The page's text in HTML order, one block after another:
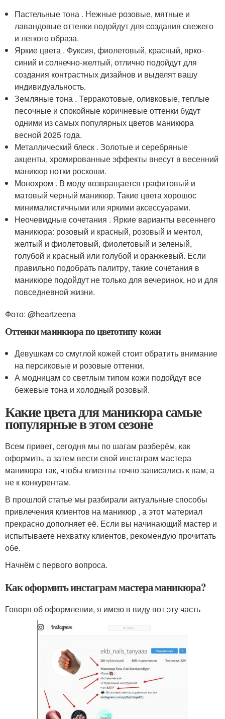
Пастельные тона . Нежные розовые, мятные и
лавандовые оттенки подойдут для создания свежего
и легкого образа.
Яркие цвета . Фуксия, фиолетовый, красный, ярко-
синий и солнечно-желтый, отлично подойдут для
создания контрастных дизайнов и выделят вашу
индивидуальность.
Земляные тона . Терракотовые, оливковые, теплые
песочные и спокойные коричневые оттенки будут
одними из самых популярных цветов маникюра
весной 2025 года.
Металлический блеск . Золотые и серебряные
акценты, хромированные эффекты внесут в весенний
маникюр нотки роскоши.
Монохром . В моду возвращается графитовый и
матовый черный маникюр. Такие цвета хорошос
минималистичными или яркими аксессуарами.
Неочевидные сочетания . Яркие варианты весеннего
маникюра: розовый и красный, розовый и ментол,
желтый и фиолетовый, фиолетовый и зеленый,
голубой и красный или голубой и оранжевый. Если
правильно подобрать палитру, такие сочетания в
маникюре подойдут не только для вечеринок, но и для
повседневной жизни.
Фото: @heartzeena
Оттенки маникюра по цветотипу кожи
Девушкам со смуглой кожей стоит обратить внимание
на персиковые и розовые оттенки.
А модницам со светлым типом кожи подойдут все
бежевые тона и холодный розовый.
Какие цвета для маникюра самые
популярные в этом сезоне
Всем привет, сегодня мы по шагам разберём, как
оформить, а затем вести свой инстаграм мастера
маникюра так, чтобы клиенты точно записались к вам, а
не к конкурентам.
В прошлой статье мы разбирали актуальные способы
привлечения клиентов на маникюр , а этот материал
прекрасно дополняет её. Если вы начинающий мастер и
испытываете нехватку клиентов, рекомендую прочитать
обе.
Начнём с первого вопроса.
Как оформить инстаграм мастера маникюра?
Говоря об оформлении, я имею в виду вот эту часть